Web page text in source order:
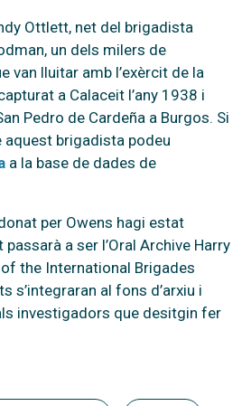
Ottlett, net del brigadista
un dels milers de
van lluitar amb l’exèrcit de la
a Calaceit l’any 1938 i
Pedro de Cardeña a Burgos. Si
aquest brigadista podeu
a la base de dades de
per Owens hagi estat
a ser l’Oral Archive Harry
of the International Brigades
s’integraran al fons d’arxiu i
investigadors que desitgin fer